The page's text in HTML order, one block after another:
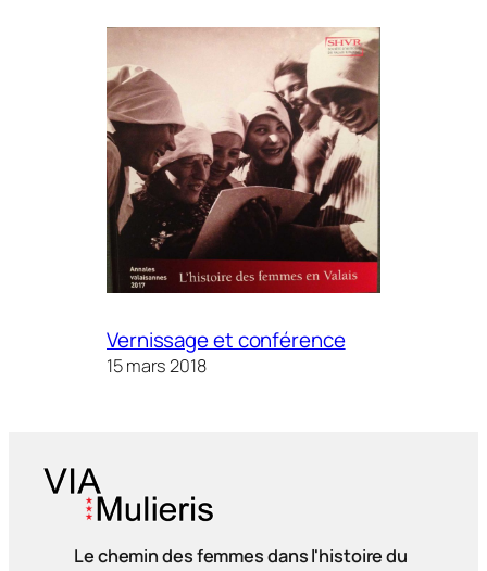
Vernissage et conférence
15 mars 2018
Le chemin des femmes dans l'histoire du